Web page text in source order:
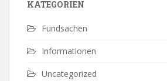
KATEGORIEN
Fundsachen
Informationen
Uncategorized